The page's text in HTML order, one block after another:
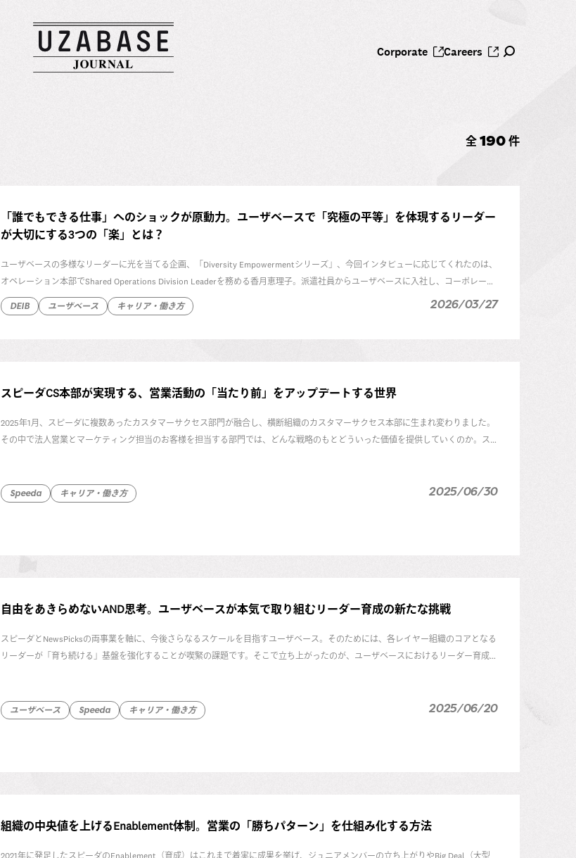
Corporate Careers
全 190 件
「誰でもできる仕事」へのショックが原動力。ユーザベースで「究極の平等」を体現するリーダー
が大切にする3つの「楽」とは？
ユーザベースの多様なリーダーに光を当てる企画、「Diversity Empowermentシリーズ」、今回インタビューに応じてくれたのは、
オペレーション本部でShared Operations Division Leaderを務める香月恵理子。派遣社員からユーザベースに入社し、コーポレー
ト、NewsPicksの広告事業、広告オペレーションとさまざまな部署を経験。現在は、事業を横断したオペレーション組織のリーダー
として活躍しています。
DEIB ユーザベース キャリア・働き方 2026/03/27
スピーダCS本部が実現する、営業活動の「当たり前」をアップデートする世界
2025年1月、スピーダに複数あったカスタマーサクセス部門が融合し、横断組織のカスタマーサクセス本部に生まれ変わりました。
その中で法人営業とマーケティング担当のお客様を担当する部門では、どんな戦略のもとどういった価値を提供していくのか。ス
Speeda キャリア・働き方 2025/06/30
自由をあきらめないAND思考。ユーザベースが本気で取り組むリーダー育成の新たな挑戦
スピーダとNewsPicksの両事業を軸に、今後さらなるスケールを目指すユーザベース。そのためには、各レイヤー組織のコアとなる
リーダーが「育ち続ける」基盤を強化することが喫緊の課題です。そこで立ち上がったのが、ユーザベースにおけるリーダー育成
きました。
ユーザベース Speeda キャリア・働き方 2025/06/20
組織の中央値を上げるEnablement体制。営業の「勝ちパターン」を仕組み化する方法
2021年に発足したスピーダのEnablement（育成）はこれまで着実に成果を挙げ、ジュニアメンバーの立ち上がりやBig Deal（大型